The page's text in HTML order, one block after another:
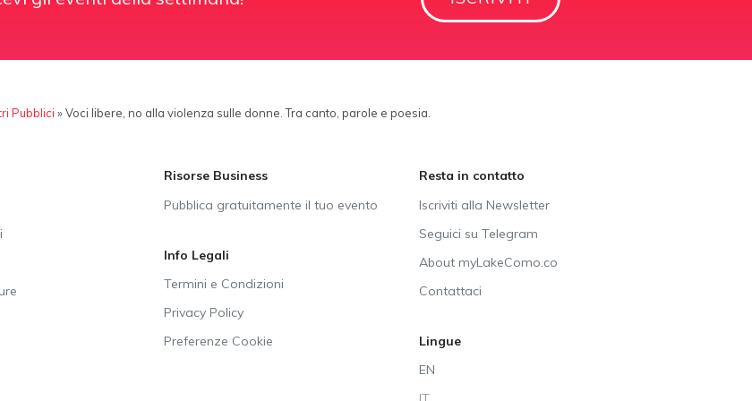
Pubblici »Voci libere, no alla violenza sulle donne. Tra canto, parole e poesia.
Risorse Business
Pubblica gratuitamente il tuo evento
Info Legali
Termini e Condizioni
Privacy Policy
Preferenze Cookie
Resta in contatto
Iscriviti alla Newsletter
Seguici su Telegram
About myLakeComo.co
Contattaci
Lingue
EN